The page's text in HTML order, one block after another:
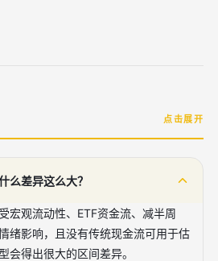
点击展开
么差异这么大？
宏观流动性、ETF资金流、减半周
绪影响，且没有传统现金流可用于估
会得出很大的区间差异。